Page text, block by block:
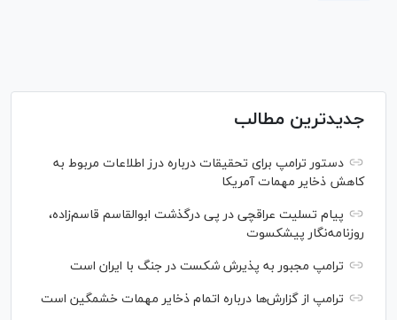
جدیدترین مطالب
دستور ترامپ برای تحقیقات درباره درز اطلاعات مربوط به
کاهش ذخایر مهمات آمریکا
پیام تسلیت عراقچی در پی درگذشت ابوالقاسم قاسم‌زاده،
روزنامه‌نگار پیشکسوت
ترامپ مجبور به پذیرش شکست در جنگ با ایران است
ترامپ از گزارش‌ها درباره اتمام ذخایر مهمات خشمگین است